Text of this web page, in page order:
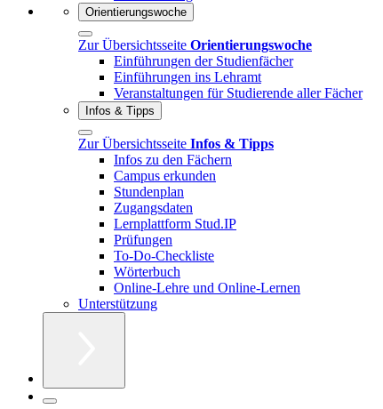
Orientierungswoche
Zur Übersichtsseite Orientierungswoche
Einführungen der Studienfächer
Einführungen ins Lehramt
Veranstaltungen für Studierende aller Fächer
Infos & Tipps
Zur Übersichtsseite Infos & Tipps
Infos zu den Fächern
Campus erkunden
Stundenplan
Zugangsdaten
Lernplattform Stud.IP
Prüfungen
To-Do-Checkliste
Wörterbuch
Online-Lehre und Online-Lernen
Unterstützung